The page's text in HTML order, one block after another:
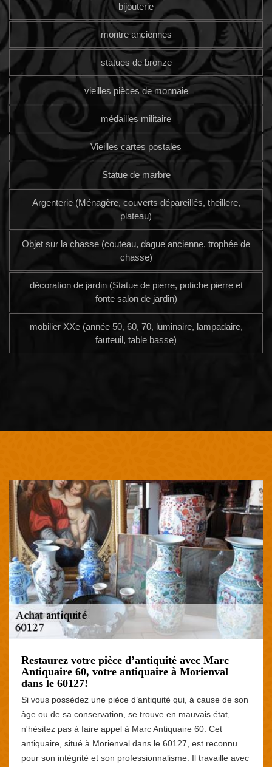
bijouterie
montre anciennes
statues de bronze
vieilles pièces de monnaie
médailles militaire
Vieilles cartes postales
Statue de marbre
Argenterie (Ménagère, couverts dépareillés, theillere,
plateau)
Objet sur la chasse (couteau, dague ancienne, trophée de
chasse)
décoration de jardin (Statue de pierre, potiche pierre et
fonte salon de jardin)
mobilier XXe (année 50, 60, 70, luminaire, lampadaire,
fauteuil, table basse)
Restaurez votre pièce d’antiquité avec Marc
Antiquaire 60, votre antiquaire à Morienval
dans le 60127!
Si vous possédez une pièce d’antiquité qui, à cause de son
âge ou de sa conservation, se trouve en mauvais état,
n'hésitez pas à faire appel à Marc Antiquaire 60. Cet
antiquaire, situé à Morienval dans le 60127, est reconnu
pour son intégrité et son professionnalisme. Il travaille avec